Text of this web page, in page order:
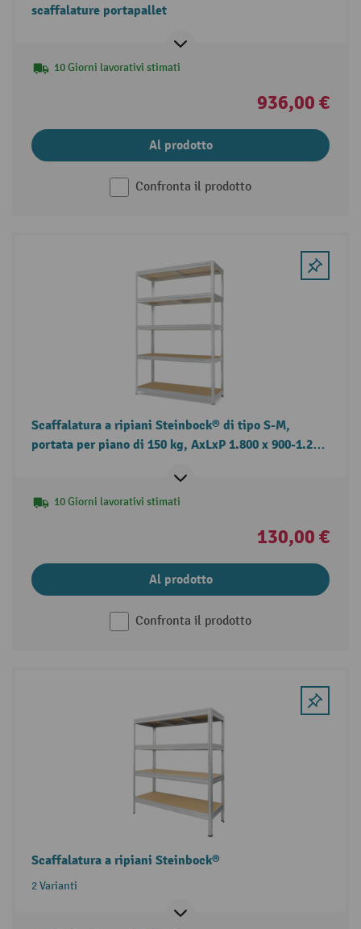
scaffalature portapallet
10 Giorni lavorativi stimati
936,00 €
Al prodotto
Confronta il prodotto
Scaffalatura a ripiani Steinbock® di tipo S-M,
portata per piano di 150 kg, AxLxP 1.800 x 900-1.200
10 Giorni lavorativi stimati
130,00 €
Al prodotto
Confronta il prodotto
Scaffalatura a ripiani Steinbock®
2 Varianti